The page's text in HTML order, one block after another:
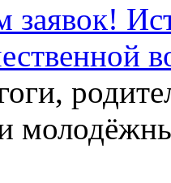
заявок!